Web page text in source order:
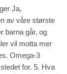
Ja,
av våre største
barna går, og
vil motta mer
Omega-3
for. 5. Hva